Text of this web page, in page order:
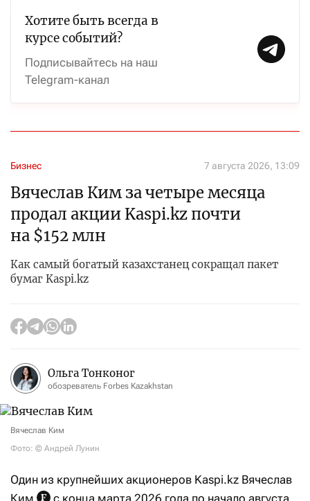
Хотите быть всегда в
курсе событий?
Подписывайтесь на наш
Telegram-канал
Бизнес 7 августа 2026, 13:09
Вячеслав Ким за четыре месяца
продал акции Kaspi.kz почти
на $152 млн
Как самый богатый казахстанец сокращал пакет
бумаг Kaspi.kz
Ольга Тонконог
обозреватель Forbes Kazakhstan
Вячеслав Ким
Фото: © Андрей Лунин
Один из крупнейших акционеров Kaspi.kz Вячеслав